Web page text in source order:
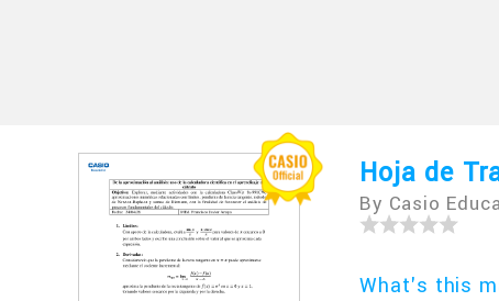
Hoja de
By Casio
What's this